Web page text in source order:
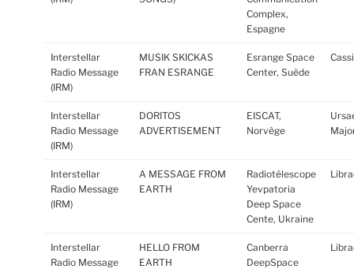
Complex,
Espagne
Interstellar
Radio Message
(IRM)
MUSIK SKICKAS
FRAN ESRANGE
Esrange Space
Center, Suède
Interstellar
Radio Message
(IRM)
DORITOS
ADVERTISEMENT
EISCAT,
Norvège
Interstellar
Radio Message
(IRM)
A MESSAGE FROM
EARTH
Radiotélescope
Yevpatoria
Deep Space
Cente, Ukraine
Interstellar
Radio Message
HELLO FROM
EARTH
Canberra
DeepSpace